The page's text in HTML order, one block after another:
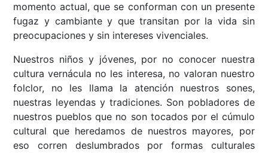
momento actual, que se conforman con un presente
fugaz y cambiante y que transitan por la vida sin
preocupaciones y sin intereses vivenciales.
Nuestros niños y jóvenes, por no conocer nuestra
cultura vernácula no les interesa, no valoran nuestro
folclor, no les llama la atención nuestros sones,
nuestras leyendas y tradiciones. Son pobladores de
nuestros pueblos que no son tocados por el cúmulo
cultural que heredamos de nuestros mayores, por
eso corren deslumbrados por formas culturales